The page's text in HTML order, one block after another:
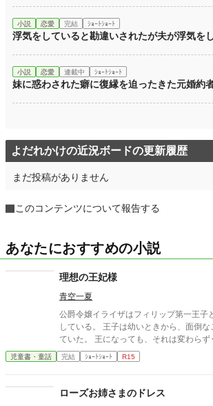
小説 恋愛 完結 ｼｮｰﾄｼｮｰﾄ
浮気をしていると勘違いされたが夫が浮気を
小説 恋愛 連載中 ｼｮｰﾄｼｮｰﾄ
妹に惑わされた癖に復縁を迫ったきた元婚約
よだれかけの近況ボードの更新履歴
まだ投稿がありません
このコンテンツについて報告する
あなたにおすすめの小説
理想の王妃様
青空一夏
公爵令嬢イライザはフィリップ第一王子
している。 王子は幼いときから、面倒
ていた。 王になっても、それは変わら
放題！ で、そんな二人がどーなったか？ ざまぁ？ありです。 お
気楽にお読みください。
児童書・童話 完結 ｼｮｰﾄｼｮｰﾄ R15
ローズお姉さまのドレス